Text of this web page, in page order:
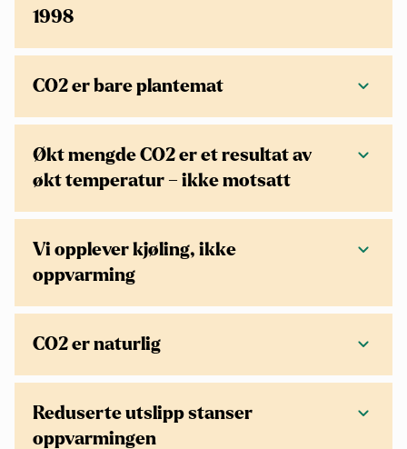
1998
CO2 er bare plantemat
Økt mengde CO2 er et resultat av
økt temperatur – ikke motsatt
Vi opplever kjøling, ikke
oppvarming
CO2 er naturlig
Reduserte utslipp stanser
oppvarmingen